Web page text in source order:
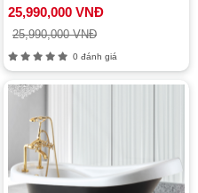
25,990,000 VNĐ
25,990,000 VNĐ
0 đánh giá